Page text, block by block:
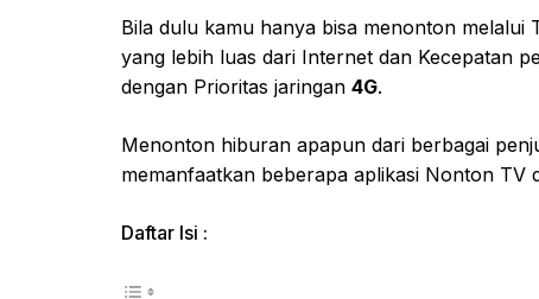
Bila dulu kamu hanya bisa menonton melalui
yang lebih luas dari Internet dan Kecepatan
dengan Prioritas jaringan 4G.
Menonton hiburan apapun dari berbagai
memanfaatkan beberapa aplikasi Nonton TV
Daftar Isi :